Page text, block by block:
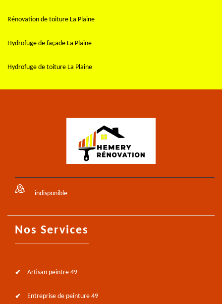
Rénovation de toiture La Plaine
Hydrofuge de façade La Plaine
Hydrofuge de toiture La Plaine
indisponible
Nos Services
Artisan peintre 49
Entreprise de peinture 49